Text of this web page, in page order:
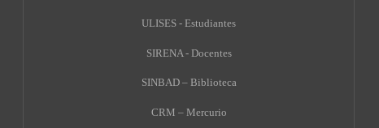
ULISES - Estudiantes
SIRENA - Docentes
SINBAD – Biblioteca
CRM – Mercurio